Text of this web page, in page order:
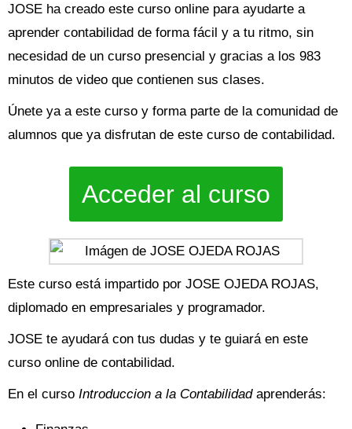
JOSE ha creado este curso online para ayudarte a
aprender contabilidad de forma fácil y a tu ritmo, sin
necesidad de un curso presencial y gracias a los 983
minutos de video que contienen sus clases.
Únete ya a este curso y forma parte de la comunidad de
alumnos que ya disfrutan de este curso de contabilidad.
Acceder al curso
Este curso está impartido por JOSE OJEDA ROJAS,
diplomado en empresariales y programador.
JOSE te ayudará con tus dudas y te guiará en este
curso online de contabilidad.
En el curso Introduccion a la Contabilidadaprenderás: